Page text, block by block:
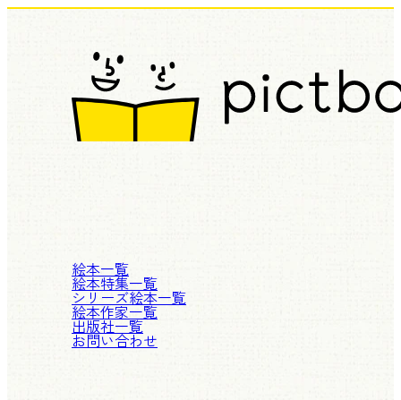
絵本一覧
絵本特集一覧
シリーズ絵本一覧
絵本作家一覧
出版社一覧
お問い合わせ